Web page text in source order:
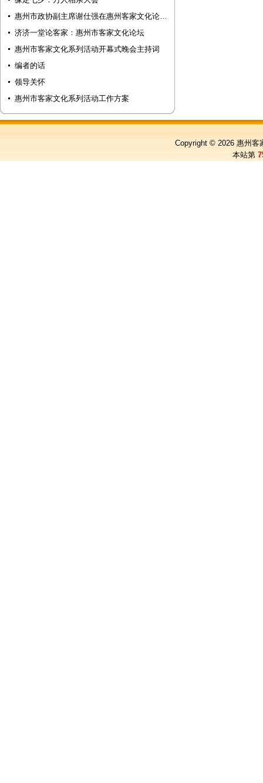
惠州市政协副主席谢仕强在惠州客家文化论…
济济一堂论客家：惠州市客家文化论坛
惠州市客家文化系列活动开幕式晚会主持词
编者的话
领导关怀
惠州市客家文化系列活动工作方案
Copyright © 2026 惠州客
本站第